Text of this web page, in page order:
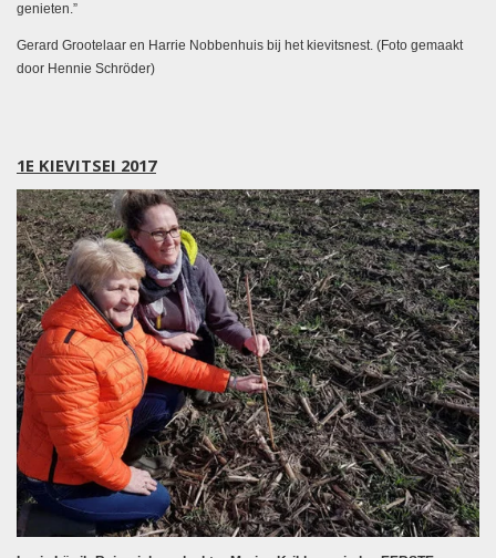
genieten.”
Gerard Grootelaar en Harrie Nobbenhuis bij het kievitsnest. (Foto gemaakt
door Hennie Schröder)
1E KIEVITSEI 2017